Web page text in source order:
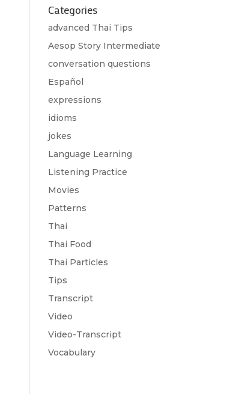
Categories
advanced Thai Tips
Aesop Story Intermediate
conversation questions
Español
expressions
idioms
jokes
Language Learning
Listening Practice
Movies
Patterns
Thai
Thai Food
Thai Particles
Tips
Transcript
Video
Video-Transcript
Vocabulary